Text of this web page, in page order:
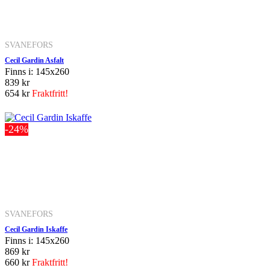
SVANEFORS
Cecil Gardin Asfalt
Finns i: 145x260
839 kr
654 krFraktfritt!
-24%
SVANEFORS
Cecil Gardin Iskaffe
Finns i: 145x260
869 kr
660 krFraktfritt!